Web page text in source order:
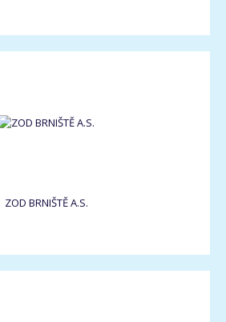
ZOD BRNIŠTĚ A.S.